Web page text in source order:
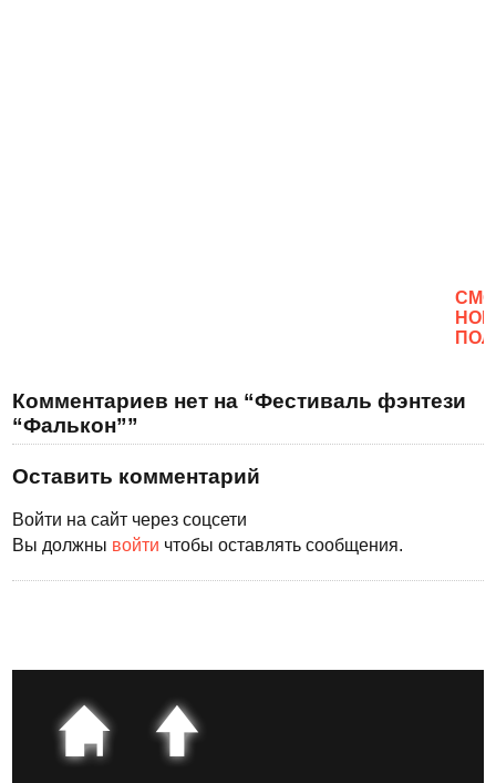
Комментариев нет на “Фестиваль фэнтези
“Фалькон””
Оставить комментарий
Войти на сайт через соцсети
Вы должны войти чтобы оставлять сообщения.